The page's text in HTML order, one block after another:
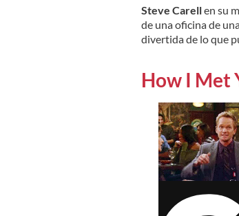
Steve Carellen su
de una oficina de
divertida de lo que
How I Met